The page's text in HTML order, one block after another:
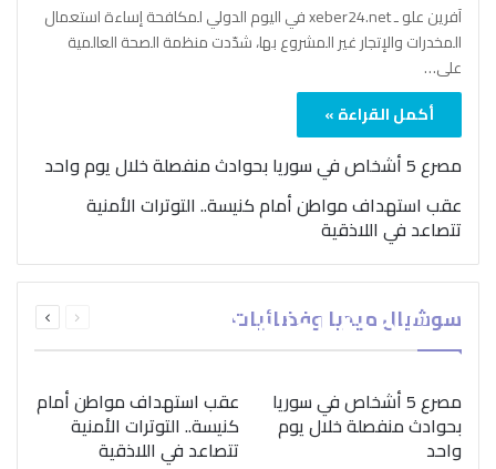
آفرين علو ـ xeber24.net في اليوم الدولي لمكافحة إساءة استعمال
المخدرات والإتجار غير المشروع بها، شدّدت منظمة الصحة العالمية
على…
أكمل القراءة »
مصرع 5 أشخاص في سوريا بحوادث منفصلة خلال يوم واحد
عقب استهداف مواطن أمام كنيسة.. التوترات الأمنية
تتصاعد في اللاذقية
سوشيال ميديا وفضائيات الصفحةالصفحة
بمناسبة اليوم الدولي..
“الصحة العالمية” تؤكد
ضرورة اتباع نهج متكامل
لمواجهة إدمان المخدرات
مصرع 5 أشخاص في سوريا
بحوادث منفصلة خلال يوم
واحد
عقب استهداف مواطن أمام
كنيسة.. التوترات الأمنية
تتصاعد في اللاذقية